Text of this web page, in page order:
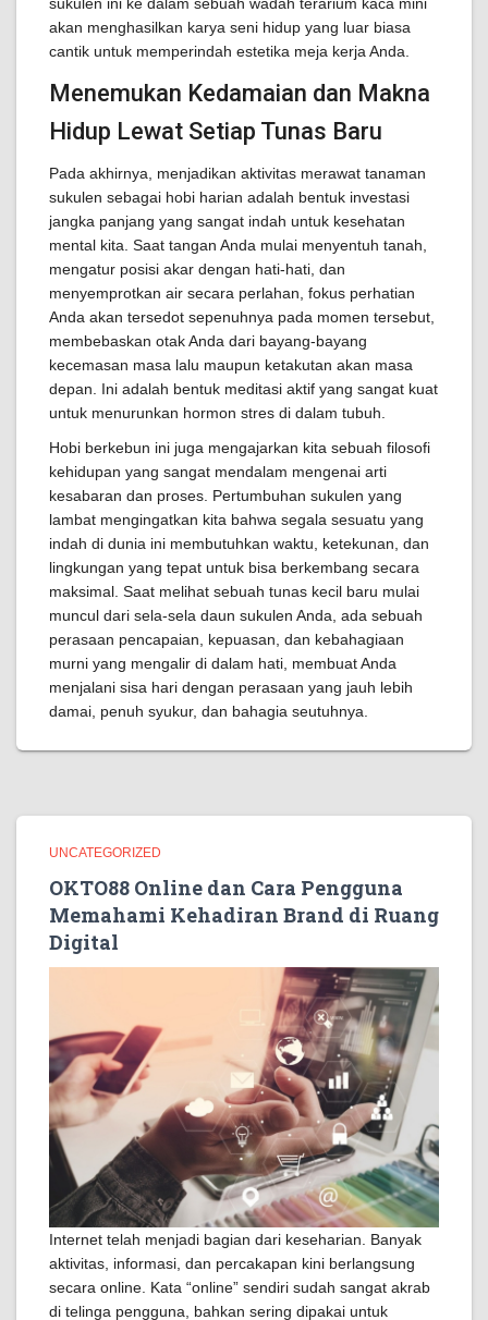
akan menghasilkan karya seni hidup yang luar biasa
cantik untuk memperindah estetika meja kerja Anda.
Menemukan Kedamaian dan Makna
Hidup Lewat Setiap Tunas Baru
Pada akhirnya, menjadikan aktivitas merawat tanaman
sukulen sebagai hobi harian adalah bentuk investasi
jangka panjang yang sangat indah untuk kesehatan
mental kita. Saat tangan Anda mulai menyentuh tanah,
mengatur posisi akar dengan hati-hati, dan
menyemprotkan air secara perlahan, fokus perhatian
Anda akan tersedot sepenuhnya pada momen tersebut,
membebaskan otak Anda dari bayang-bayang
kecemasan masa lalu maupun ketakutan akan masa
depan. Ini adalah bentuk meditasi aktif yang sangat kuat
untuk menurunkan hormon stres di dalam tubuh.
Hobi berkebun ini juga mengajarkan kita sebuah filosofi
kehidupan yang sangat mendalam mengenai arti
kesabaran dan proses. Pertumbuhan sukulen yang
lambat mengingatkan kita bahwa segala sesuatu yang
indah di dunia ini membutuhkan waktu, ketekunan, dan
lingkungan yang tepat untuk bisa berkembang secara
maksimal. Saat melihat sebuah tunas kecil baru mulai
muncul dari sela-sela daun sukulen Anda, ada sebuah
perasaan pencapaian, kepuasan, dan kebahagiaan
murni yang mengalir di dalam hati, membuat Anda
menjalani sisa hari dengan perasaan yang jauh lebih
damai, penuh syukur, dan bahagia seutuhnya.
UNCATEGORIZED
OKTO88 Online dan Cara Pengguna
Memahami Kehadiran Brand di Ruang
Digital
Internet telah menjadi bagian dari keseharian. Banyak
aktivitas, informasi, dan percakapan kini berlangsung
secara online. Kata “online” sendiri sudah sangat akrab
di telinga pengguna, bahkan sering dipakai untuk